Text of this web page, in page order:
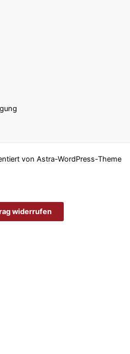
von Astra-WordPress-Theme
widerrufen